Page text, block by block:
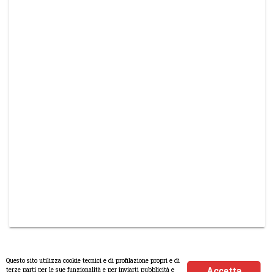
Questo sito utilizza cookie tecnici e di profilazione propri e di
terze parti per le sue funzionalità e per inviarti pubblicità e